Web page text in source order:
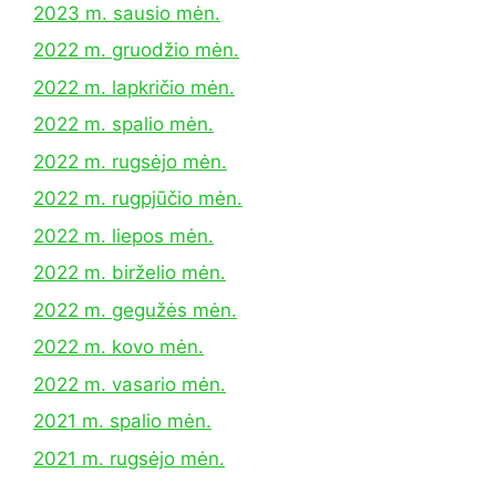
2023 m. sausio mėn.
2022 m. gruodžio mėn.
2022 m. lapkričio mėn.
2022 m. spalio mėn.
2022 m. rugsėjo mėn.
2022 m. rugpjūčio mėn.
2022 m. liepos mėn.
2022 m. birželio mėn.
2022 m. gegužės mėn.
2022 m. kovo mėn.
2022 m. vasario mėn.
2021 m. spalio mėn.
2021 m. rugsėjo mėn.